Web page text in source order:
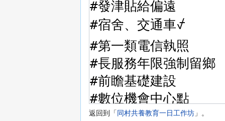
返回到「同村共養教育一日工作坊 」。